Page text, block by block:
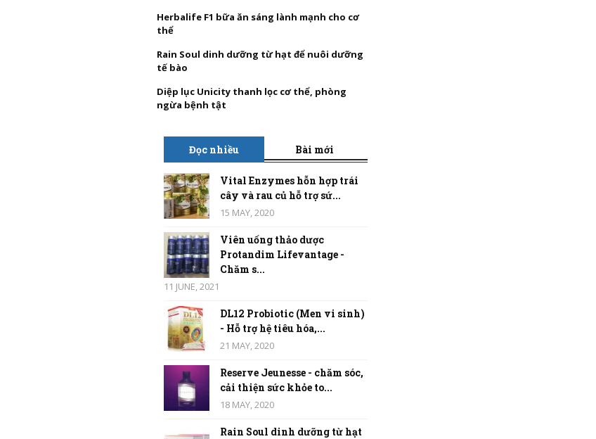
Herbalife F1 bữa ăn sáng lành mạnh cho cơ
thể
Rain Soul dinh dưỡng từ hạt để nuôi dưỡng
tế bào
Diệp lục Unicity thanh lọc cơ thể, phòng
ngừa bệnh tật
Đọc nhiều Bài mới
Vital Enzymes hỗn hợp trái
cây và rau củ hỗ trợ sứ...
15 MAY, 2020
Viên uống thảo dược
Protandim Lifevantage -
Chăm s...
11 JUNE, 2021
DL12 Probiotic (Men vi sinh)
- Hỗ trợ hệ tiêu hóa,...
21 MAY, 2020
Reserve Jeunesse - chăm sóc,
cải thiện sức khỏe to...
18 MAY, 2020
Rain Soul dinh dưỡng từ hạt